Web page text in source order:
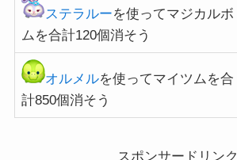
ステラルーを使ってマジカルボ
ムを合計120個消そう
オルメルを使ってマイツムを合
計850個消そう
スポンサードリンク